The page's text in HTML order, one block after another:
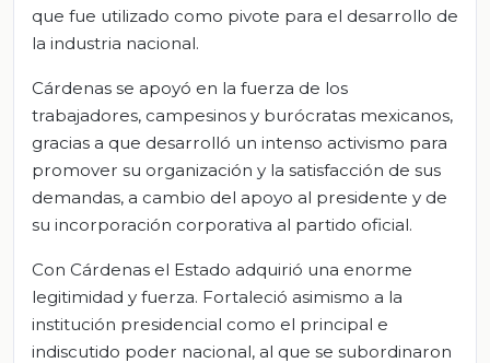
que fue utilizado como pivote para el desarrollo de
la industria nacional.
Cárdenas se apoyó en la fuerza de los
trabajadores, campesinos y burócratas mexicanos,
gracias a que desarrolló un intenso activismo para
promover su organización y la satisfacción de sus
demandas, a cambio del apoyo al presidente y de
su incorporación corporativa al partido oficial.
Con Cárdenas el Estado adquirió una enorme
legitimidad y fuerza. Fortaleció asimismo a la
institución presidencial como el principal e
indiscutido poder nacional, al que se subordinaron